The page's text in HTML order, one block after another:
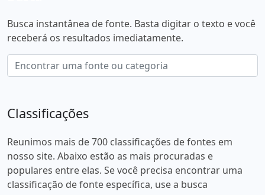
Busca instantânea de fonte. Basta digitar o texto e você
receberá os resultados imediatamente.
Classificações
Reunimos mais de 700 classificações de fontes em
nosso site. Abaixo estão as mais procuradas e
populares entre elas. Se você precisa encontrar uma
classificação de fonte específica, use a busca